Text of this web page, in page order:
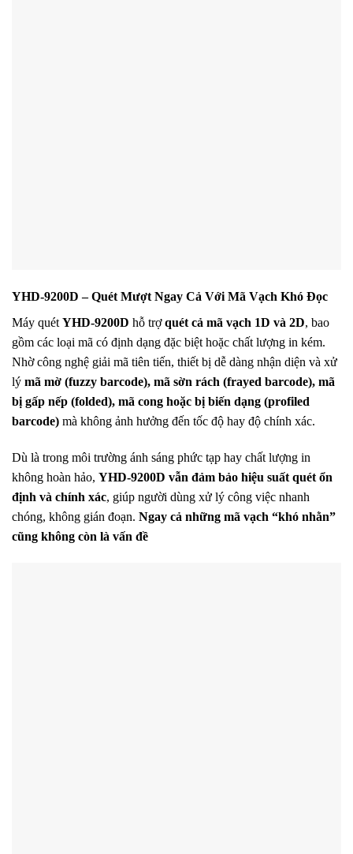
YHD-9200D – Quét Mượt Ngay Cả Với Mã Vạch Khó Đọc
Máy quét YHD-9200D hỗ trợquét cả mã vạch 1D và 2D, bao
gồm các loại mã có định dạng đặc biệt hoặc chất lượng in kém.
Nhờ công nghệ giải mã tiên tiến, thiết bị dễ dàng nhận diện và xử
lý mã mờ (fuzzy barcode), mã sờn rách (frayed barcode), mã
bị gấp nếp (folded), mã cong hoặc bị biến dạng (profiled
barcode) mà không ảnh hưởng đến tốc độ hay độ chính xác.
Dù là trong môi trường ánh sáng phức tạp hay chất lượng in
không hoàn hảo, YHD-9200D vẫn đảm bảo hiệu suất quét ổn
định và chính xác, giúp người dùng xử lý công việc nhanh
chóng, không gián đoạn. Ngay cả những mã vạch “khó nhằn”
cũng không còn là vấn đề